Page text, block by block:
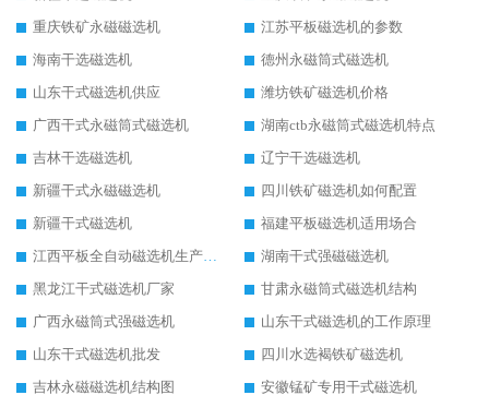
重庆铁矿永磁磁选机
江苏平板磁选机的参数
海南干选磁选机
德州永磁筒式磁选机
山东干式磁选机供应
潍坊铁矿磁选机价格
广西干式永磁筒式磁选机
湖南ctb永磁筒式磁选机特点
吉林干选磁选机
辽宁干选磁选机
新疆干式永磁磁选机
四川铁矿磁选机如何配置
新疆干式磁选机
福建平板磁选机适用场合
江西平板全自动磁选机生产厂家
湖南干式强磁磁选机
黑龙江干式磁选机厂家
甘肃永磁筒式磁选机结构
广西永磁筒式强磁选机
山东干式磁选机的工作原理
山东干式磁选机批发
四川水选褐铁矿磁选机
吉林永磁磁选机结构图
安徽锰矿专用干式磁选机